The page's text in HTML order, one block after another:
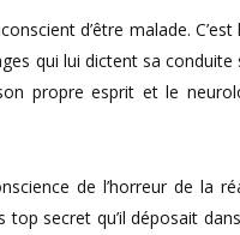
d’être malade.
qui lui dictent sa
propre esprit et le
de l’horreur de la
top secret qu’il déposait